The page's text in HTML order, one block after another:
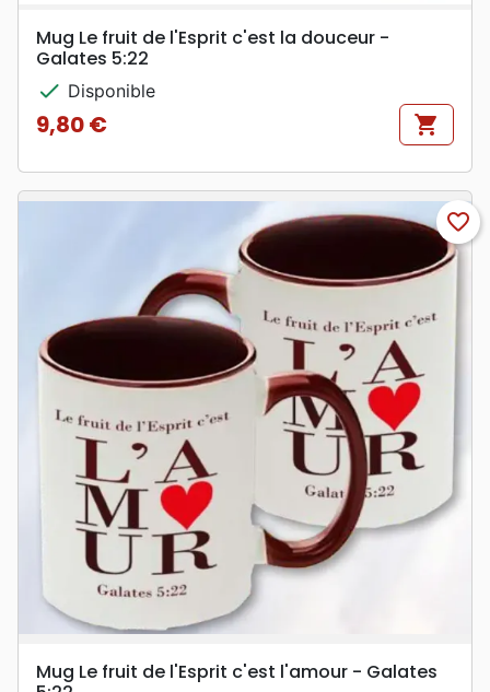
Mug Le fruit de l'Esprit c'est la douceur -
Galates 5:22
check Disponible
Prix
9,80 € shopping_cart
favorite_border
Mug Le fruit de l'Esprit c'est l'amour - Galates